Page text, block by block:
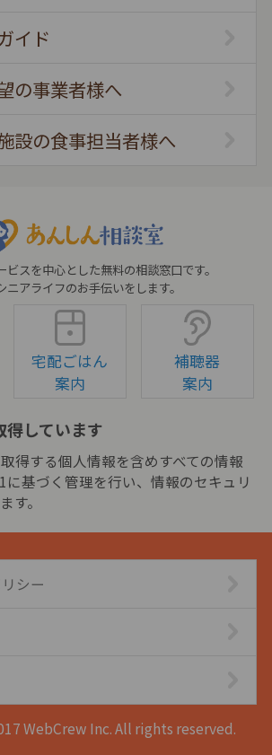
イド
の事業者様へ
設の食事担当者様へ
ビスを中心とした無料の相談窓口です。
ニアライフのお手伝いをします。
宅配ごはん
案内
補聴器
案内
得しています
得する個人情報を含めすべての情報
に基づく管理を行い、情報のセキュリ
す。
シー
WebCrew Inc. All rights reserved.